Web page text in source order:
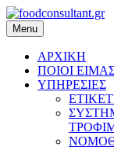
Skip
to
content
foodconsultant.gr
Menu
ΑΡΧΙΚΗ
ΠΟΙΟΙ
ΥΠΗΡΕΣΙΕΣ